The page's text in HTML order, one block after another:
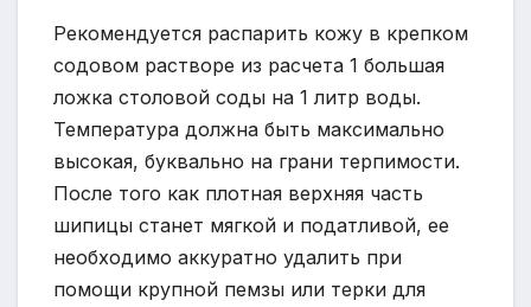
Рекомендуется распарить кожу в крепком
содовом растворе из расчета 1 большая
ложка столовой соды на 1 литр воды.
Температура должна быть максимально
высокая, буквально на грани терпимости.
После того как плотная верхняя часть
шипицы станет мягкой и податливой, ее
необходимо аккуратно удалить при
помощи крупной пемзы или терки для